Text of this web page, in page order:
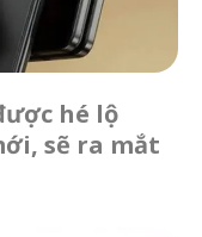
hé lộ
sẽ ra mắt